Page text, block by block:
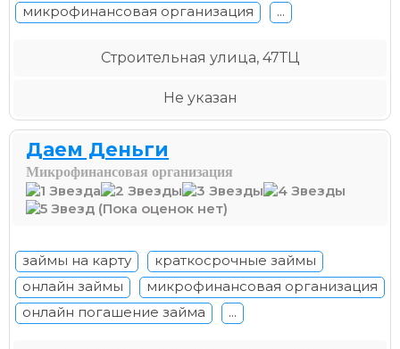
микрофинансовая организация
...
Строительная улица, 47ТЦ
Не указан
Даем Деньги
Микрофинансовая организация
(Пока оценок нет)
займы на карту
краткосрочные займы
онлайн займы
микрофинансовая организация
онлайн погашение займа
...